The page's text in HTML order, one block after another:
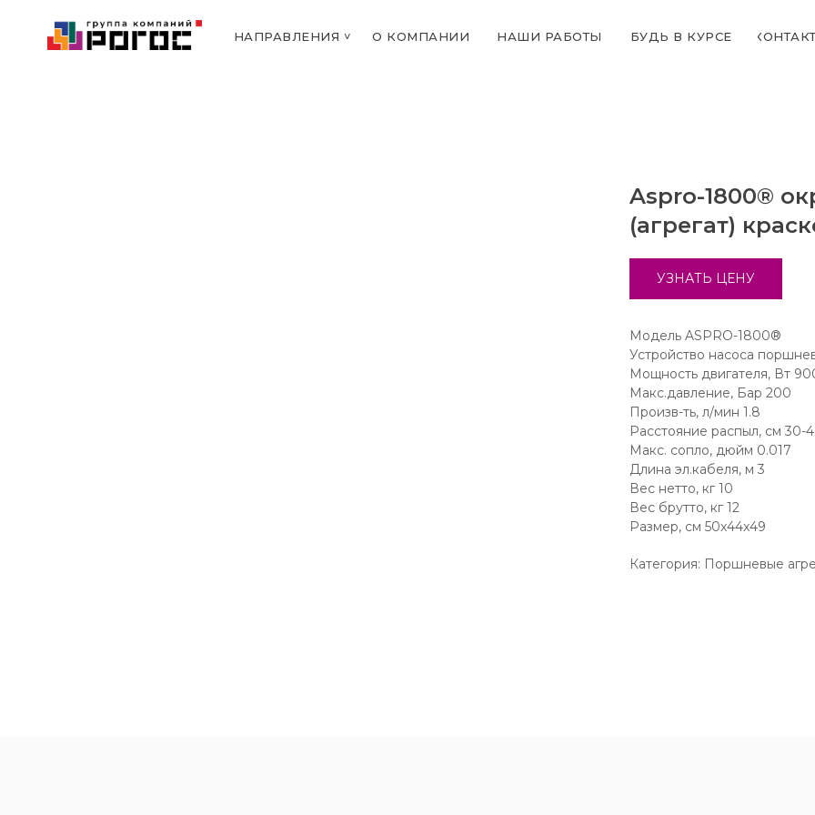
НАПРАВЛЕНИЯ ˅ О КОМПАНИИ НАШИ РАБОТЫ БУДЬ В КУРСЕ
Aspro-1800®
(агрегат)
УЗНАТЬ ЦЕНУ
Модель ASPRO-1800®
Устройство насоса
Мощность двигателя, Вт
Макс.давление, Бар 200
Произв-ть, л/мин 1.8
Расстояние распыл, см 30-
Макс. сопло, дюйм 0.017
Длина эл.кабеля, м 3
Вес нетто, кг 10
Вес брутто, кг 12
Размер, см 50x44x49
Категория: Поршневые